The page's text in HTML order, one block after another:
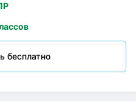
бесплатно